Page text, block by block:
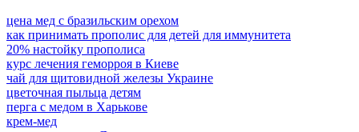
цена мед с бразильским орехом
как принимать прополис для детей для иммунитета
20% настойку прополиса
курс лечения геморроя в Киеве
чай для щитовидной железы Украине
цветочная пыльца детям
перга с медом в Харькове
крем-мед